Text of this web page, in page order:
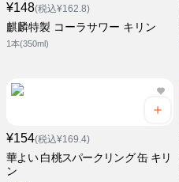
¥148(税込¥162.8)
麒麟特製 コーラサワー キリン
1本(350ml)
¥154(税込¥169.4)
華よい 白桃スパークリング 缶 キリ
ン